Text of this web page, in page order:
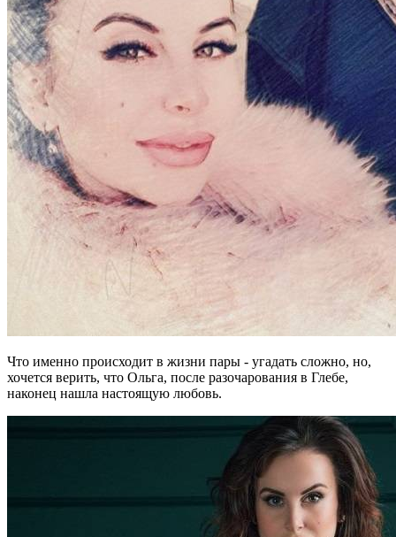
Что именно происходит в жизни пары - угадать сложно, но,
хочется верить, что Ольга, после разочарования в Глебе,
наконец нашла настоящую любовь.